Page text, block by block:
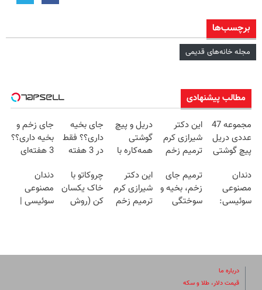
برچسب‌ها
مجله خانه‌های قدیمی
مطالب پیشنهادی
مجموعه 47
عددی دریل
پیچ گوشتی
(تخفیف به
مدت
محدود)
این دکتر
شیرازی کرم
ترمیم زخم
ساخت!!!
دریل و پیچ
گوشتی
همه‌کاره با
هوشمند ⚙️
(نصف قیمت
بازار🔥)
جای بخیه
داری؟؟ فقط
در 3 هفته
کن!😍
جای زخم و
بخیه داری؟؟
3 هفته‌ای
دندان
مصنوعی
سوئیسی:
مقاوم |
پرداخت
قسطی
ترمیم جای
زخم، بخیه و
سوختگی
این دکتر
شیرازی کرم
ترمیم زخم
چروکاتو با
خاک یکسان
کن (روش
دندان
مصنوعی
سوئیسی |
ویزیت
درباره ما
قیمت دلار، طلا و سکه